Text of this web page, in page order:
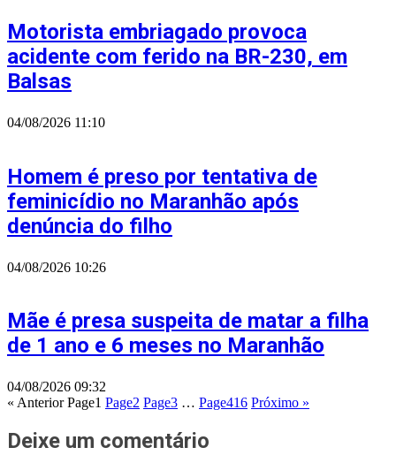
Motorista embriagado provoca
acidente com ferido na BR-230, em
Balsas
04/08/2026 11:10
Homem é preso por tentativa de
feminicídio no Maranhão após
denúncia do filho
04/08/2026 10:26
Mãe é presa suspeita de matar a filha
de 1 ano e 6 meses no Maranhão
04/08/2026 09:32
« Anterior Page1 Page2 Page3 … Page416 Próximo »
Deixe um comentário